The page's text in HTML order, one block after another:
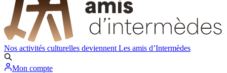
Nos activités culturelles deviennent Les amis d’Intermèdes
Mon compte